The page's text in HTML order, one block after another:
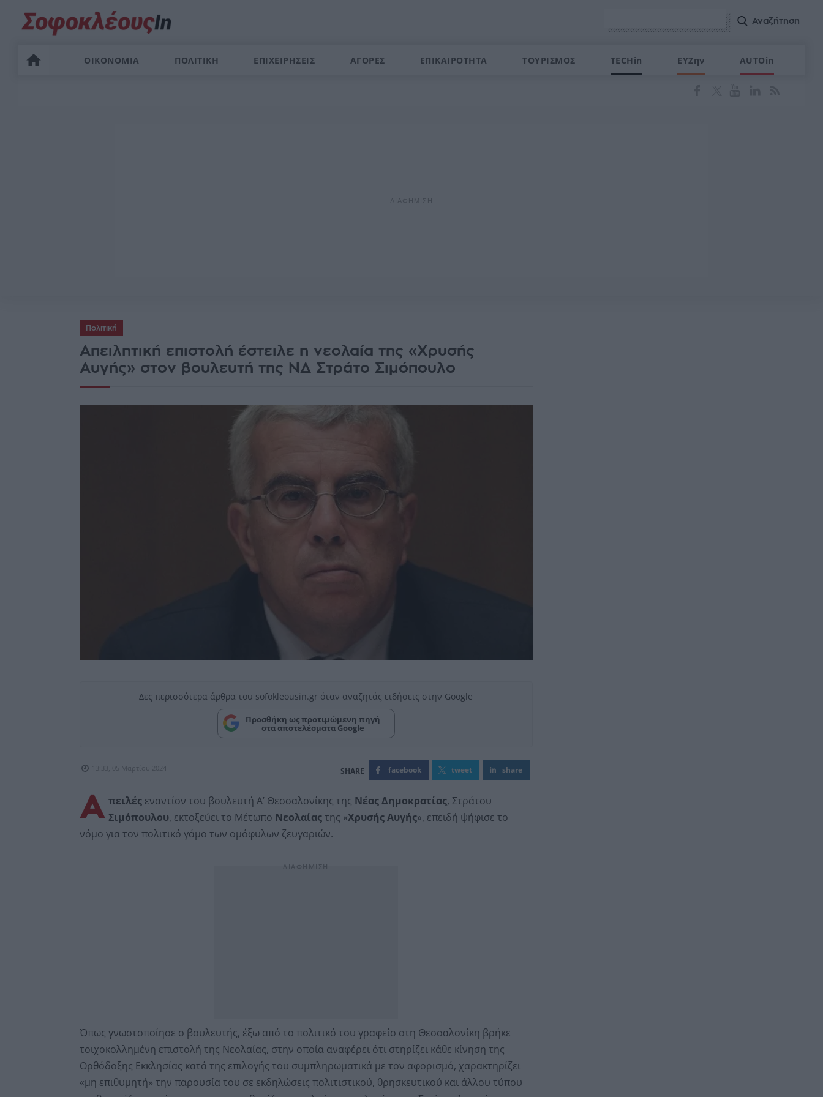
ΟΙΚΟΝΟΜΙΑ ΠΟΛΙΤΙΚΗ ΕΠΙΧΕΙΡΗΣΕΙΣ ΑΓΟΡΕΣ ΕΠΙΚΑΙΡΟΤΗΤΑ ΤΟΥΡΙΣΜΟΣ TECHin ΕΥΖην AUTOin
Πολιτική
Aπειλητική επιστολή έστειλε η νεολαία της «Χρυσής
Αυγής» στον βουλευτή της ΝΔ Στράτο Σιμόπουλο
Δες περισσότερα άρθρα του sofokleousin.gr όταν αναζητάς ειδήσεις στην Google
Προσθήκη ως προτιμώμενη πηγή
στα αποτελέσματα Google
13:33, 05 Μαρτίου 2024 facebook tweet share
Α πειλές εναντίον του βουλευτή Α’ Θεσσαλονίκης της Νέας Δημοκρατίας, Στράτου
Σιμόπουλου, εκτοξεύει το Μέτωπο Νεολαίαςτης «Χρυσής Αυγής», επειδή ψήφισε το
νόμο για τον πολιτικό γάμο των ομόφυλων ζευγαριών.
Όπως γνωστοποίησε ο βουλευτής, έξω από το πολιτικό του γραφείο στη Θεσσαλονίκη βρήκε
τοιχοκολλημένη επιστολή της Νεολαίας, στην οποία αναφέρει ότι στηρίζει κάθε κίνηση της
Ορθόδοξης Εκκλησίας κατά της επιλογής του συμπληρωματικά με τον αφορισμό, χαρακτηρίζει
«μη επιθυμητή» την παρουσία του σε εκδηλώσεις πολιτιστικού, θρησκευτικού και άλλου τύπου